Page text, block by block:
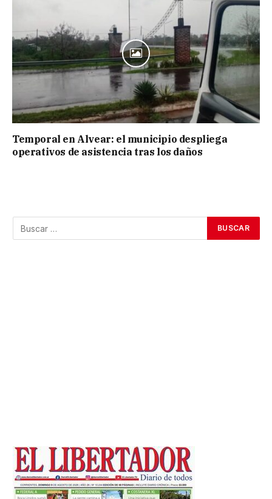
Temporal en Alvear: el municipio despliega
operativos de asistencia tras los daños